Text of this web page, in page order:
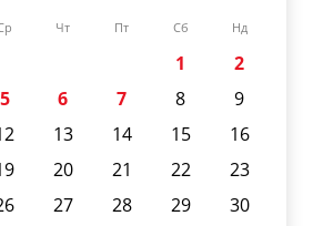
Чт Пт Сб Нд
1
2
5 6 7 8
9
13 14 15
16
20 21 22
23
27 28 29
30